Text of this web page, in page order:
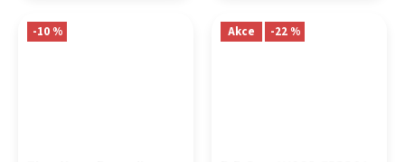
-10 % Akce -22 %